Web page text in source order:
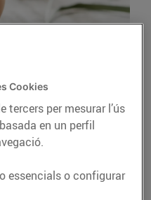
de
Cookies
tercers per mesurar l’ús
en un perfil
essencials o configurar